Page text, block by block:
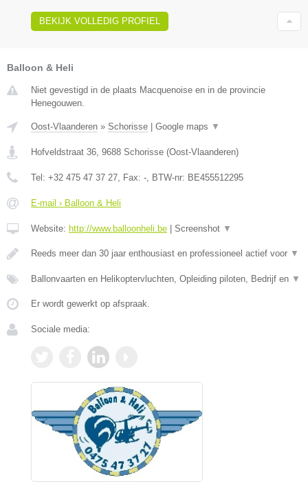
BEKIJK VOLLEDIG PROFIEL
Balloon & Heli
Niet gevestigd in de plaats Macquenoise en in de provincie
Henegouwen.
Oost-Vlaanderen » Schorisse Google maps ▼
Hofveldstraat 36 9688 Schorisse (Oost-Vlaanderen)
Tel: +32 475 47 37 27 , Fax: - , BTW-nr: BE455512295
E-mail › Balloon & Heli
Website: http://www.balloonheli.be Screenshot ▼
Reeds meer dan 30 jaar enthousiast en professioneel actief voor ▼
Ballonvaarten en Helikoptervluchten, Opleiding piloten, Bedrijf en ▼
Er wordt gewerkt op afspraak.
Sociale media: